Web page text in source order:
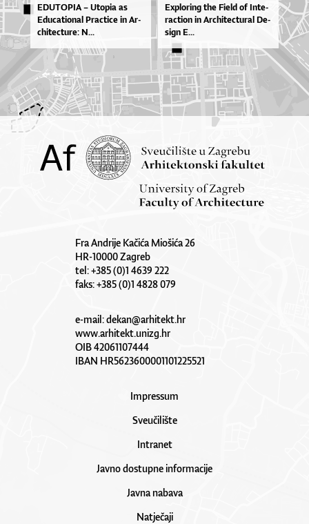
EDU­TO­PIA – Uto­pia as
Edu­ca­ti­o­nal Pra­cti­ce in Ar­
chi­te­ctu­re: N...
Explo­ri­ng the Fi­e­ld of In­te­
ra­cti­on in Ar­chi­te­ctu­ral De­
si­gn E...
Fra Andrije Kačića Miošića 26
HR-10000 Zagreb
tel: +385 (0)1 4639 222
faks: +385 (0)1 4828 079
e-mail:dekan@arhitekt.hr
www.arhitekt.unizg.hr
OIB 42061107444
IBAN HR5623600001101225521
Impressum
Sveučilište
Intranet
Javno dostupne informacije
Javna nabava
Natječaji